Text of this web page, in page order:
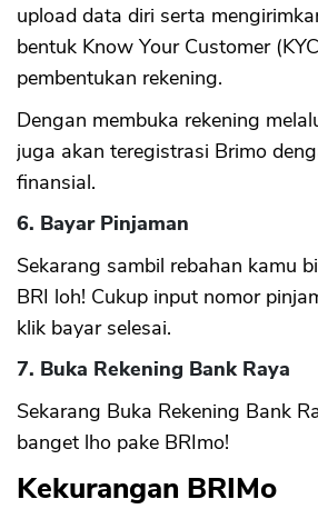
upload data diri serta
bentuk Know Your Customer
pembentukan rekening.
Dengan membuka rekening
juga akan teregistrasi Brimo
finansial.
6. Bayar Pinjaman
Sekarang sambil rebahan kamu
BRI loh! Cukup input nomor
klik bayar selesai.
7. Buka Rekening Bank Raya
Sekarang Buka Rekening Bank
banget lho pake BRImo!
Kekurangan BRIMo